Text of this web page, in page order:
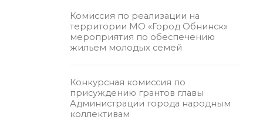
Комиссия по реализации на
территории МО «Город Обнинск»
мероприятия по обеспечению
жильем молодых семей
Конкурсная комиссия по
присуждению грантов главы
Администрации города народным
коллективам